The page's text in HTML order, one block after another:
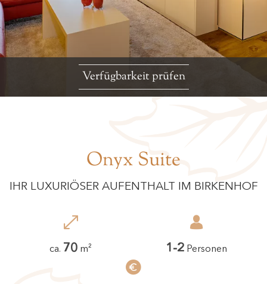
Verfügbarkeit prüfen
Onyx Suite
IHR LUXURIÖSER AUFENTHALT IM BIRKENHOF
ca. 70 m² 1-2 Personen